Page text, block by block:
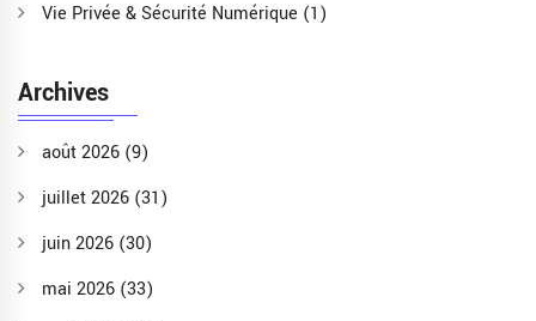
Vie Privée & Sécurité Numérique (1)
Archives
août 2026 (9)
juillet 2026 (31)
juin 2026 (30)
mai 2026 (33)